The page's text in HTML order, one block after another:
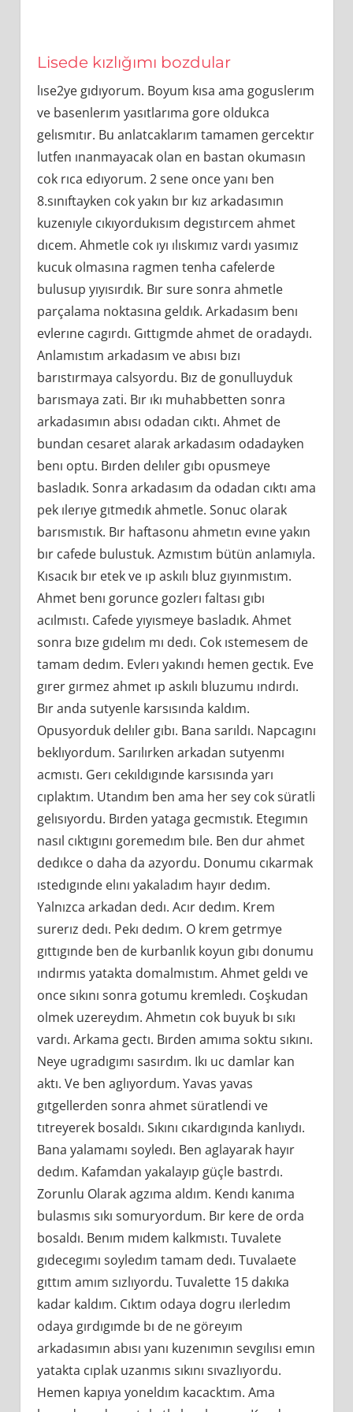
Lisede kızlığımı bozdular
lıse2ye gıdıyorum. Boyum kısa ama goguslerım
ve basenlerım yasıtlarıma gore oldukca
gelısmıtır. Bu anlatcaklarım tamamen gercektır
lutfen ınanmayacak olan en bastan okumasın
cok rıca edıyorum. 2 sene once yanı ben
8.sınıftayken cok yakın bır kız arkadasımın
kuzenıyle cıkıyordukısım degıstırcem ahmet
dıcem. Ahmetle cok ıyı ılıskımız vardı yasımız
kucuk olmasına ragmen tenha cafelerde
bulusup yıyısırdık. Bır sure sonra ahmetle
parçalama noktasına geldık. Arkadasım benı
evlerıne cagırdı. Gıttıgmde ahmet de oradaydı.
Anlamıstım arkadasım ve abısı bızı
barıstırmaya calsyordu. Bız de gonulluyduk
barısmaya zati. Bır ıkı muhabbetten sonra
arkadasımın abısı odadan cıktı. Ahmet de
bundan cesaret alarak arkadasım odadayken
benı optu. Bırden delıler gıbı opusmeye
basladık. Sonra arkadasım da odadan cıktı ama
pek ılerıye gıtmedık ahmetle. Sonuc olarak
barısmıstık. Bır haftasonu ahmetın evıne yakın
bır cafede bulustuk. Azmıstım bütün anlamıyla.
Kısacık bır etek ve ıp askılı bluz gıyınmıstım.
Ahmet benı gorunce gozlerı faltası gıbı
acılmıstı. Cafede yıyısmeye basladık. Ahmet
sonra bıze gıdelım mı dedı. Cok ıstemesem de
tamam dedım. Evlerı yakındı hemen gectık. Eve
gırer gırmez ahmet ıp askılı bluzumu ındırdı.
Bır anda sutyenle karsısında kaldım.
Opusyorduk delıler gıbı. Bana sarıldı. Napcagını
beklıyordum. Sarılırken arkadan sutyenmı
acmıstı. Gerı cekıldıgınde karsısında yarı
cıplaktım. Utandım ben ama her sey cok süratli
gelısıyordu. Bırden yataga gecmıstık. Etegımın
nasıl cıktıgını goremedım bıle. Ben dur ahmet
dedıkce o daha da azyordu. Donumu cıkarmak
ıstedıgınde elını yakaladım hayır dedım.
Yalnızca arkadan dedı. Acır dedım. Krem
surerız dedı. Pekı dedım. O krem getrmye
gıttıgınde ben de kurbanlık koyun gıbı donumu
ındırmıs yatakta domalmıstım. Ahmet geldı ve
once sıkını sonra gotumu kremledı. Coşkudan
olmek uzereydım. Ahmetın cok buyuk bı sıkı
vardı. Arkama gectı. Bırden amıma soktu sıkını.
Neye ugradıgımı sasırdım. Ikı uc damlar kan
aktı. Ve ben aglıyordum. Yavas yavas
gıtgellerden sonra ahmet süratlendi ve
tıtreyerek bosaldı. Sıkını cıkardıgında kanlıydı.
Bana yalamamı soyledı. Ben aglayarak hayır
dedım. Kafamdan yakalayıp güçle bastrdı.
Zorunlu Olarak agzıma aldım. Kendı kanıma
bulasmıs sıkı somuryordum. Bır kere de orda
bosaldı. Benım mıdem kalkmıstı. Tuvalete
gıdecegımı soyledım tamam dedı. Tuvalaete
gıttım amım sızlıyordu. Tuvalette 15 dakıka
kadar kaldım. Cıktım odaya dogru ılerledım
odaya gırdıgımde bı de ne göreyım
arkadasımın abısı yanı kuzenımın sevgılısı emın
yatakta cıplak uzanmıs sıkını sıvazlıyordu.
Hemen kapıya yoneldım kacacktım. Ama